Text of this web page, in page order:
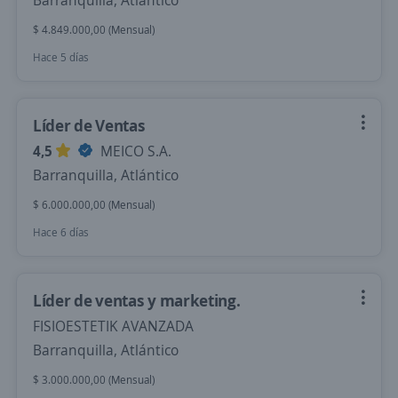
$ 4.849.000,00 (Mensual)
Hace 5 días
Líder de Ventas
4,5
MEICO S.A.
Barranquilla, Atlántico
$ 6.000.000,00 (Mensual)
Hace 6 días
Líder de ventas y marketing.
FISIOESTETIK AVANZADA
Barranquilla, Atlántico
$ 3.000.000,00 (Mensual)